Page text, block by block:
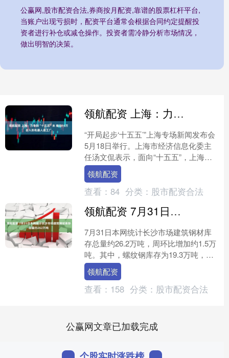
公赢网,股市配资合法,券商按月配资,靠谱的股票杠杆平台,
当账户出现亏损时，配资平台通常会根据合同约定提醒投
资者进行补仓或减仓操作。投资者需冷静分析市场情况，
做出明智的决策。
领航配资 上海：力争到“十五五”末 推动10万台人形机器人进工厂
“开局起步‘十五五’”上海专场新闻发布会
5月18日举行。上海市经济信息化委主
任汤文侃表示，面向“十五五”，上海将
全面实施“人工智能+”行动，以人工智能
引领产业范....
领航配资
查看： 84 分类： 股市配资合法
领航配资 7月31日本网统计长沙市场建筑钢材库存总量约262万吨
7月31日本网统计长沙市场建筑钢材库
存总量约26.2万吨，周环比增加约1.5万
吨。其中，螺纹钢库存为19.3万吨，周
环比增加约0.9万吨；线盘库存为6.9万
吨，....
领航配资
查看： 158 分类： 股市配资合法
公赢网文章已加载完成